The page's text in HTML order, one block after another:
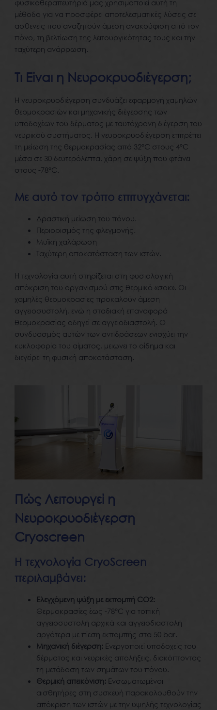
φυσικοθεραπευτήριό μας χρησιμοποιεί αυτή τη
μέθοδο για να προσφέρει αποτελεσματικές λύσεις σε
ασθενείς που αναζητούν άμεση ανακούφιση από τον
πόνο, τη βελτίωση της λειτουργικότητας τους και την
ταχύτερη ανάρρωση.
Τι Είναι η Νευροκρυοδιέγερση;
Η νευροκρυοδιέγερση συνδυάζει εφαρμογή χαμηλών
θερμοκρασιών και μηχανικής διέγερσης των
υποδοχέων του δέρματος με ταυτόχρονη διέγερση του
νευρικού συστήματος. Η νευροκρυοδιέγερση επιτρέπει
τη μείωση της θερμοκρασίας από 32°C στους 4°C
μέσα σε 30 δευτερόλεπτα, χάρη σε ψύξη που φτάνει
στους -78°C.
Με αυτό τον τρόπο επιτυγχάνεται:
Δραστική μείωση του πόνου.
Περιορισμός της φλεγμονής.
Μυ­ϊκή χαλάρωση
Ταχύτερη αποκατάσταση των ιστών.
Η τεχνολογία αυτή στηρίζεται στη φυσιολογική
απόκριση του οργανισμού στις θερμικό «σοκ». Οι
χαμηλές θερμοκρασίες προκαλούν άμεση
αγγειοσυστολή, ενώ η σταδιακή επαναφορά
θερμοκρασίας οδηγεί σε αγγειοδιαστολή. Ο
συνδυασμός αυτών των αντιδράσεων ενισχύει την
κυκλοφορία του αίματος, μειώνει το οίδημα και
διεγείρει τη φυσική αποκατάσταση.
Πώς Λειτουργεί η
Νευροκρυοδιέγερση
Cryoscreen
Η τεχνολογία CryoScreen
περιλαμβάνει:
Ελεγχόμενη ψύξη με εκπομπή CO2:
Θερμοκρασίες έως -78°C για τοπική
αγγειοσυστολή αρχικά και αγγειοδιαστολή
αργότερα με πίεση εκπομπής στα 50 bar.
Μηχανική διέγερση: Ενεργοποιεί υποδοχείς του
δέρματος και νευρικές απολήξεις, διακόπτοντας
τη μετάδοση των σημάτων του πόνου.
Θερμική απεικόνιση: Ενσωματωμένοι
αισθητήρες στη συσκευή παρακολουθούν την
απόκριση των ιστών με την υψηλής τεχνολογίας